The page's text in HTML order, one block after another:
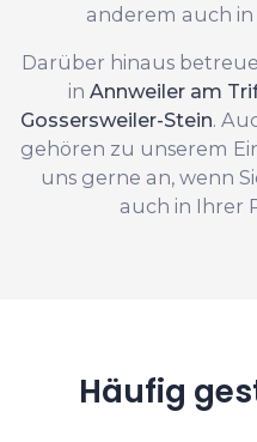
anderem auch in
Darüber hinaus
in Annweiler am
Gossersweiler-Stein.
gehören zu unserem
uns gerne an, wenn
auch in Ihrer
Häufig